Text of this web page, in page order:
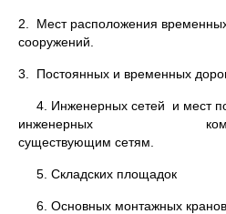
2. Мест расположения
сооружений.
3. Постоянных и временных
4. Инженерных сетей и мест
инженерных
существующим сетям.
5. Складских площадок
6. Основных монтажных кранов